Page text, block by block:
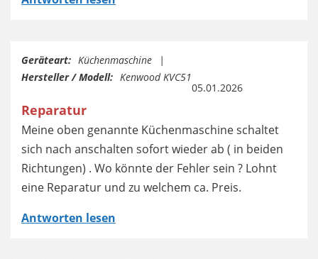
Geräteart: Küchenmaschine
Hersteller / Modell: Kenwood KVC51
05.01.2026
Reparatur
Meine oben genannte Küchenmaschine schaltet
sich nach anschalten sofort wieder ab ( in beiden
Richtungen) . Wo könnte der Fehler sein ? Lohnt
eine Reparatur und zu welchem ca. Preis.
Antworten lesen